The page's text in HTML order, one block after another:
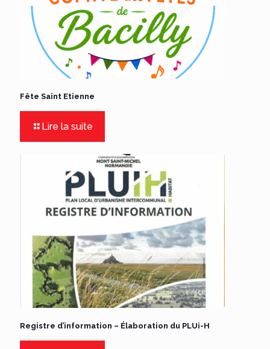
Fête Saint Etienne
Lire la suite
Registre d’information – Élaboration du PLUi-H